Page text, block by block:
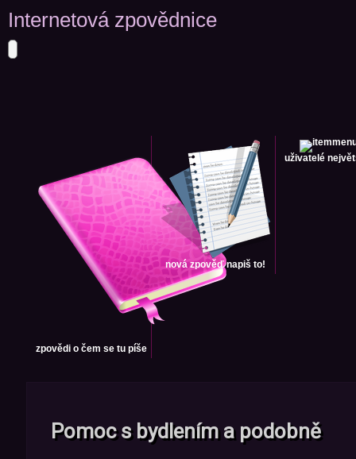
Internetová zpovědnice
zpovědi o čem se tu píše
nová zpověď napiš to!
uživatelé
Pomoc s bydlením a podobně